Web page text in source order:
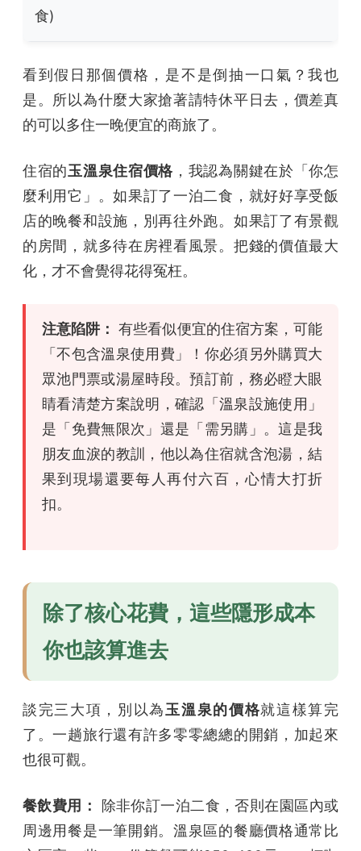
食)
看到假日那個價格，是不是倒抽一口氣？我也
是。所以為什麼大家搶著請特休平日去，價差真
的可以多住一晚便宜的商旅了。
住宿的玉溫泉住宿價格 ，我認為關鍵在於「你怎
麼利用它」。如果訂了一泊二食，就好好享受飯
店的晚餐和設施，別再往外跑。如果訂了有景觀
的房間，就多待在房裡看風景。把錢的價值最大
化，才不會覺得花得冤枉。
注意陷阱： 有些看似便宜的住宿方案，可能
「不包含溫泉使用費」！你必須另外購買大
眾池門票或湯屋時段。預訂前，務必瞪大眼
睛看清楚方案說明，確認「溫泉設施使用」
是「免費無限次」還是「需另購」。這是我
朋友血淚的教訓，他以為住宿就含泡湯，結
果到現場還要每人再付六百，心情大打折
扣。
除了核心花費，這些隱形成本
你也該算進去
談完三大項，別以為玉溫泉的價格就這樣算完
了。一趟旅行還有許多零零總總的開銷，加起來
也很可觀。
餐飲費用：
除非你訂一泊二食，否則在園區內或
周邊用餐是一筆開銷。溫泉區的餐廳價格通常比